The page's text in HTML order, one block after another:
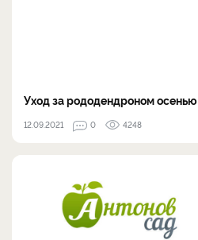
Уход за рододендроном осенью
12.09.2021 0 4248